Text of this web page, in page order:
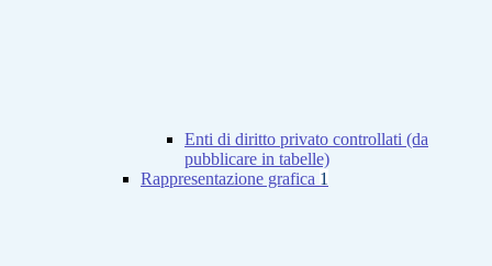
Enti di diritto privato controllati (da
pubblicare in tabelle)
Rappresentazione grafica 1